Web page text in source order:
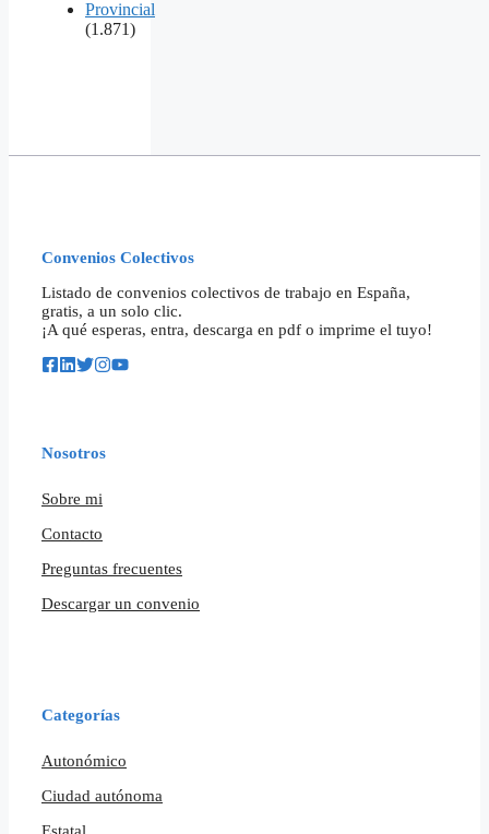
Provincial
(1.871)
Convenios Colectivos
Listado de convenios colectivos de trabajo en España,
gratis, a un solo clic.
¡A qué esperas, entra, descarga en pdf o imprime el tuyo!
Nosotros
Sobre mi
Contacto
Preguntas frecuentes
Descargar un convenio
Categorías
Autonómico
Ciudad autónoma